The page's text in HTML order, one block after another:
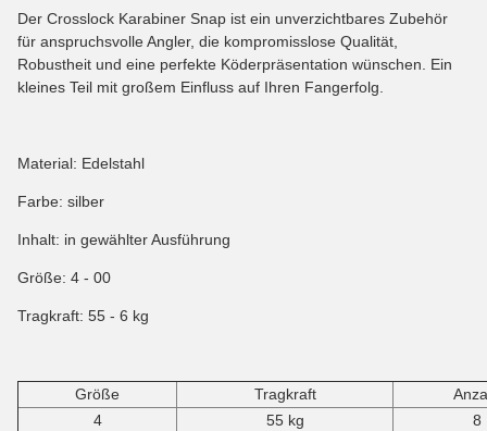
Der Crosslock Karabiner Snap ist ein unverzichtbares Zubehör
für anspruchsvolle Angler, die kompromisslose Qualität,
Robustheit und eine perfekte Köderpräsentation wünschen. Ein
kleines Teil mit großem Einfluss auf Ihren Fangerfolg.
Material: Edelstahl
Farbe: silber
Inhalt: in gewählter Ausführung
Größe: 4 - 00
Tragkraft: 55 - 6 kg
Größe Tragkraft
4
55 kg
8